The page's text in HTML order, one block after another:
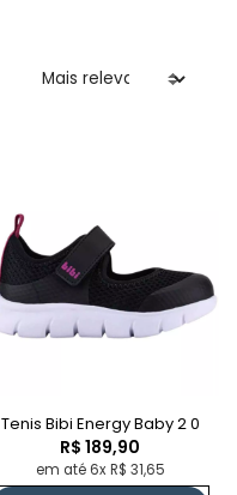
Tenis Bibi Energy Baby 2 0
R$ 189,90
em até 6x R$ 31,65